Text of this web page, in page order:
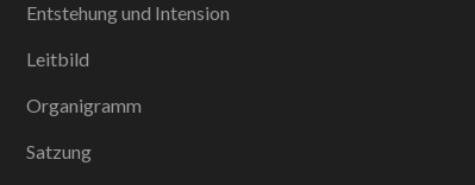
Entstehung und Intension
Leitbild
Organigramm
Satzung